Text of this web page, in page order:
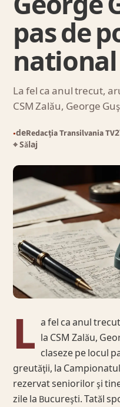
pas de
national
La fel ca anul trecut,
CSM Zalău, George
●deRedacția Transilvania TV
⌖ Sălaj
L a fel ca anul
la CSM Zalău,
claseze pe locul
greutăţii, la
rezervat seniorilor şi
zile la Bucureşti. Tatăl